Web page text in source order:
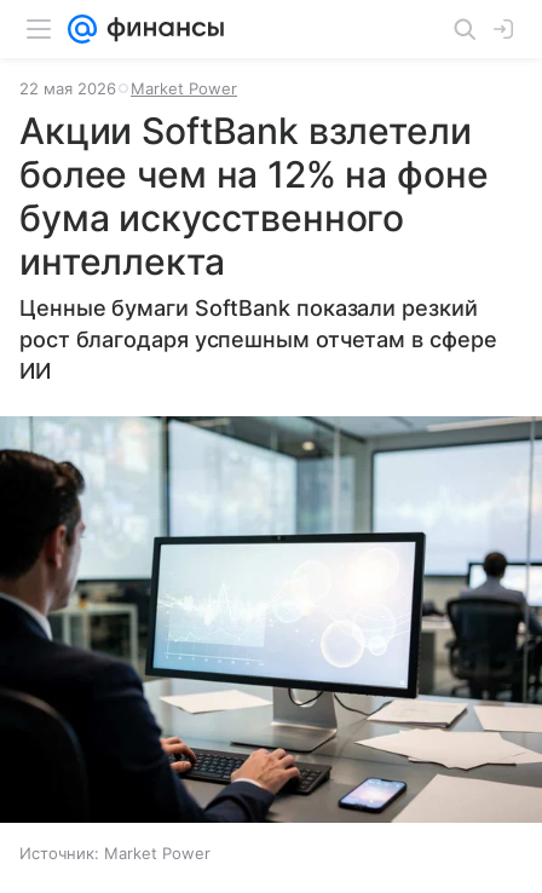
22 мая 2026 Market Power
Акции SoftBank взлетели
более чем на 12% на фоне
бума искусственного
интеллекта
Ценные бумаги SoftBank показали резкий
рост благодаря успешным отчетам в сфере
ИИ
Источник: Market Power